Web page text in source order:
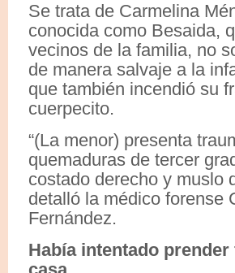
Se trata de Carmelina
conocida como Besaida,
vecinos de la familia, no
de manera salvaje a la
que también incendió su
cuerpecito.
“(La menor) presenta
quemaduras de tercer
costado derecho y muslo
detalló la médico forense
Fernández.
Había intentado prender